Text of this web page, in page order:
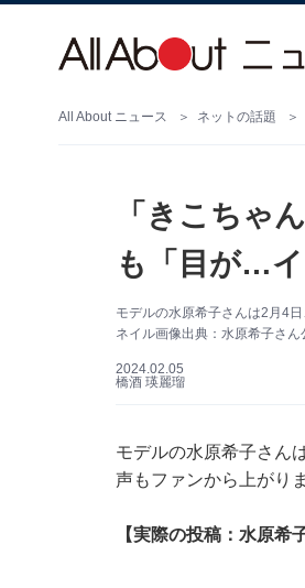
All About ニュース ネットの話題
「きこちゃ
も「目が…
モデルの水原希子さんは2月4
ネイル画像出典：水原希子さん
2024.02.05
橋酒 瑛麗瑠
モデルの水原希子さん
声もファンから上がり
【実際の投稿：水原希